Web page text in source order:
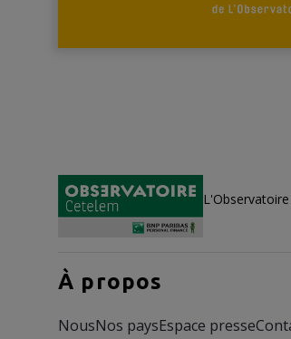
À propos
NousNos paysEspace presse